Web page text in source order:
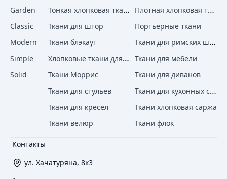
Контакты
ул. Хачатуряна, 8к3
Garden
Classic
Modern
Simple
Solid
Тонкая хлопковая ткань Плотная хлопковая ткань
Ткани для штор
Портьерные ткани
Ткани блэкаут
Ткани для римских штор
Хлопковые ткани для штор
Ткани для мебели
Ткани Моррис
Ткани для диванов
Ткани для стульев
Ткани для кухонных стульев
Ткани для кресел
Ткани хлопковая саржа
Ткани велюр
Ткани флок